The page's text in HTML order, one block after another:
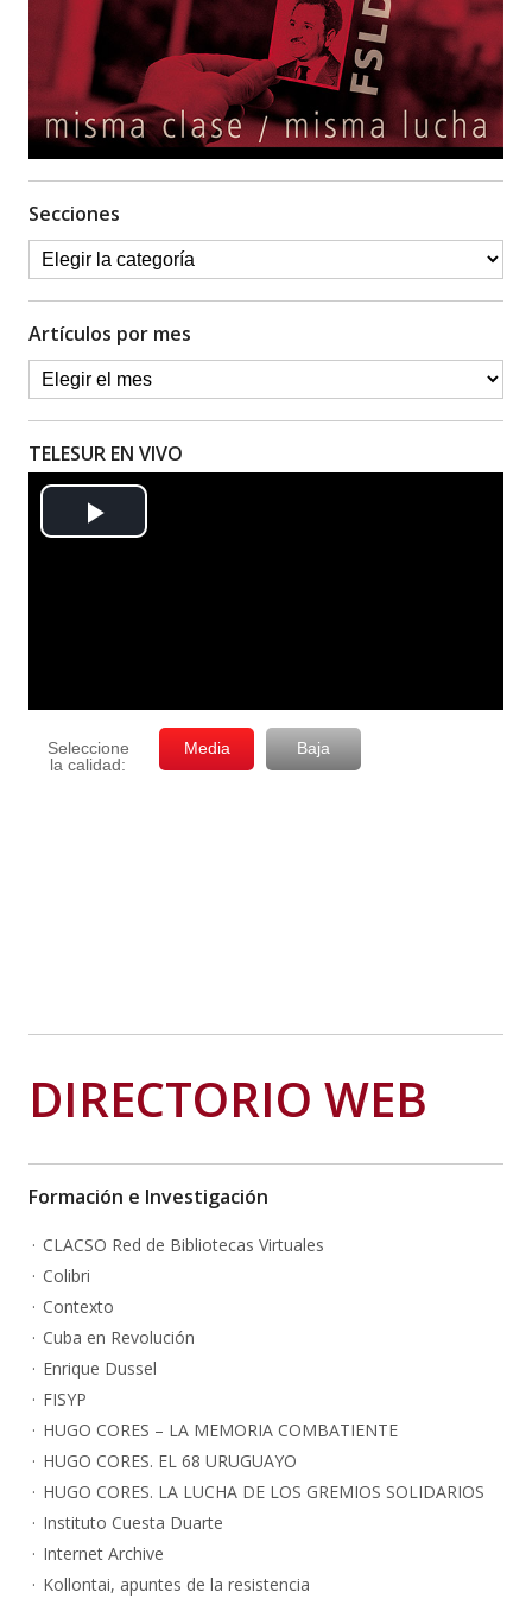
Secciones
Artículos por mes
TELESUR EN VIVO
DIRECTORIO WEB
Formación e Investigación
CLACSO Red de Bibliotecas Virtuales
Colibri
Contexto
Cuba en Revolución
Enrique Dussel
FISYP
HUGO CORES – LA MEMORIA COMBATIENTE
HUGO CORES. EL 68 URUGUAYO
HUGO CORES. LA LUCHA DE LOS GREMIOS SOLIDARIOS
Instituto Cuesta Duarte
Internet Archive
Kollontai, apuntes de la resistencia